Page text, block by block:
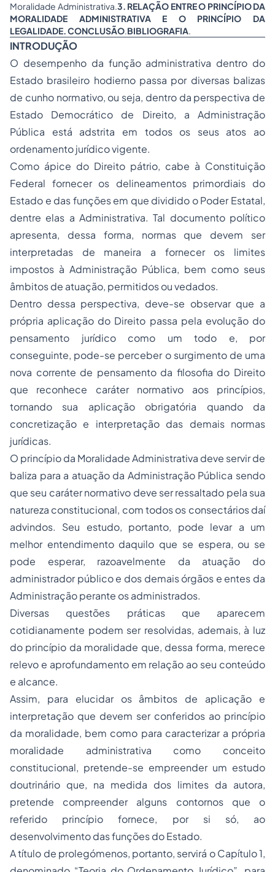
Moralidade Administrativa.3. RELAÇÃO ENTRE O PRINCÍPIO DA
MORALIDADE ADMINISTRATIVA E O PRINCÍPIO DA
LEGALIDADE.CONCLUSÃO.BIBLIOGRAFIA.
INTRODUÇÃO
O desempenho da função administrativa dentro do
Estado brasileiro hodierno passa por diversas balizas
de cunho normativo, ou seja, dentro da perspectiva de
Estado Democrático de Direito, a Administração
Pública está adstrita em todos os seus atos ao
ordenamento jurídico vigente.
Como ápice do Direito pátrio, cabe à Constituição
Federal fornecer os delineamentos primordiais do
Estado e das funções em que dividido o Poder Estatal,
dentre elas a Administrativa. Tal documento político
apresenta, dessa forma, normas que devem ser
interpretadas de maneira a fornecer os limites
impostos à Administração Pública, bem como seus
âmbitos de atuação, permitidos ou vedados.
Dentro dessa perspectiva, deve-se observar que a
própria aplicação do Direito passa pela evolução do
pensamento jurídico como um todo e, por
conseguinte, pode-se perceber o surgimento de uma
nova corrente de pensamento da filosofia do Direito
que reconhece caráter normativo aos princípios,
tornando sua aplicação obrigatória quando da
concretização e interpretação das demais normas
jurídicas.
O princípio da Moralidade Administrativa deve servir de
baliza para a atuação da Administração Pública sendo
que seu caráter normativo deve ser ressaltado pela sua
natureza constitucional, com todos os consectários daí
advindos. Seu estudo, portanto, pode levar a um
melhor entendimento daquilo que se espera, ou se
pode esperar, razoavelmente da atuação do
administrador público e dos demais órgãos e entes da
Administração perante os administrados.
Diversas questões práticas que aparecem
cotidianamente podem ser resolvidas, ademais, à luz
do princípio da moralidade que, dessa forma, merece
relevo e aprofundamento em relação ao seu conteúdo
e alcance.
Assim, para elucidar os âmbitos de aplicação e
interpretação que devem ser conferidos ao princípio
da moralidade, bem como para caracterizar a própria
moralidade administrativa como conceito
constitucional, pretende-se empreender um estudo
doutrinário que, na medida dos limites da autora,
pretende compreender alguns contornos que o
referido princípio fornece, por si só, ao
desenvolvimento das funções do Estado.
A título de prolegómenos, portanto, servirá o Capítulo 1,